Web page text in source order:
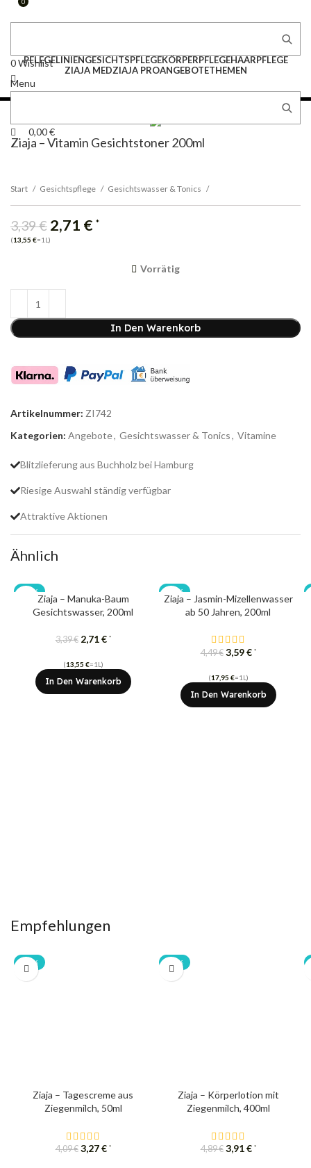
0Wishlist
00,00€
PFLEGELINIENGESICHTSPFLEGEKÖRPERPFLEGEHAARPFLEGE
ZIAJA MEDZIAJA PROANGEBOTETHEMEN
Menu
0
0,00€
Ziaja – Vitamin Gesichtstoner 200ml
Start Gesichtspflege Gesichtswasser & Tonics
-20%
3,39€ 2,71 € *
(13,55 €=1L)
Vorrätig
In Den Warenkorb
Artikelnummer: ZI742
Kategorien: Angebote, Gesichtswasser & Tonics, Vitamine
Blitzlieferung aus Buchholz bei Hamburg
Riesige Auswahl ständig verfügbar
Attraktive Aktionen
Ähnlich
-20%
Ziaja – Manuka-Baum
Gesichtswasser, 200ml
3,39€ 2,71€ *
(13,55 €=1L)
In Den Warenkorb
-20%
Ziaja – Jasmin-Mizellenwasser
ab 50 Jahren, 200ml
4,49€ 3,59€ *
(17,95 €=1L)
In Den Warenkorb
Empfehlungen
-20%
Ziaja – Tagescreme aus
Ziegenmilch, 50ml
4,09€ 3,27€ *
-20%
Ziaja – Körperlotion mit
Ziegenmilch, 400ml
4,89€ 3,91€ *